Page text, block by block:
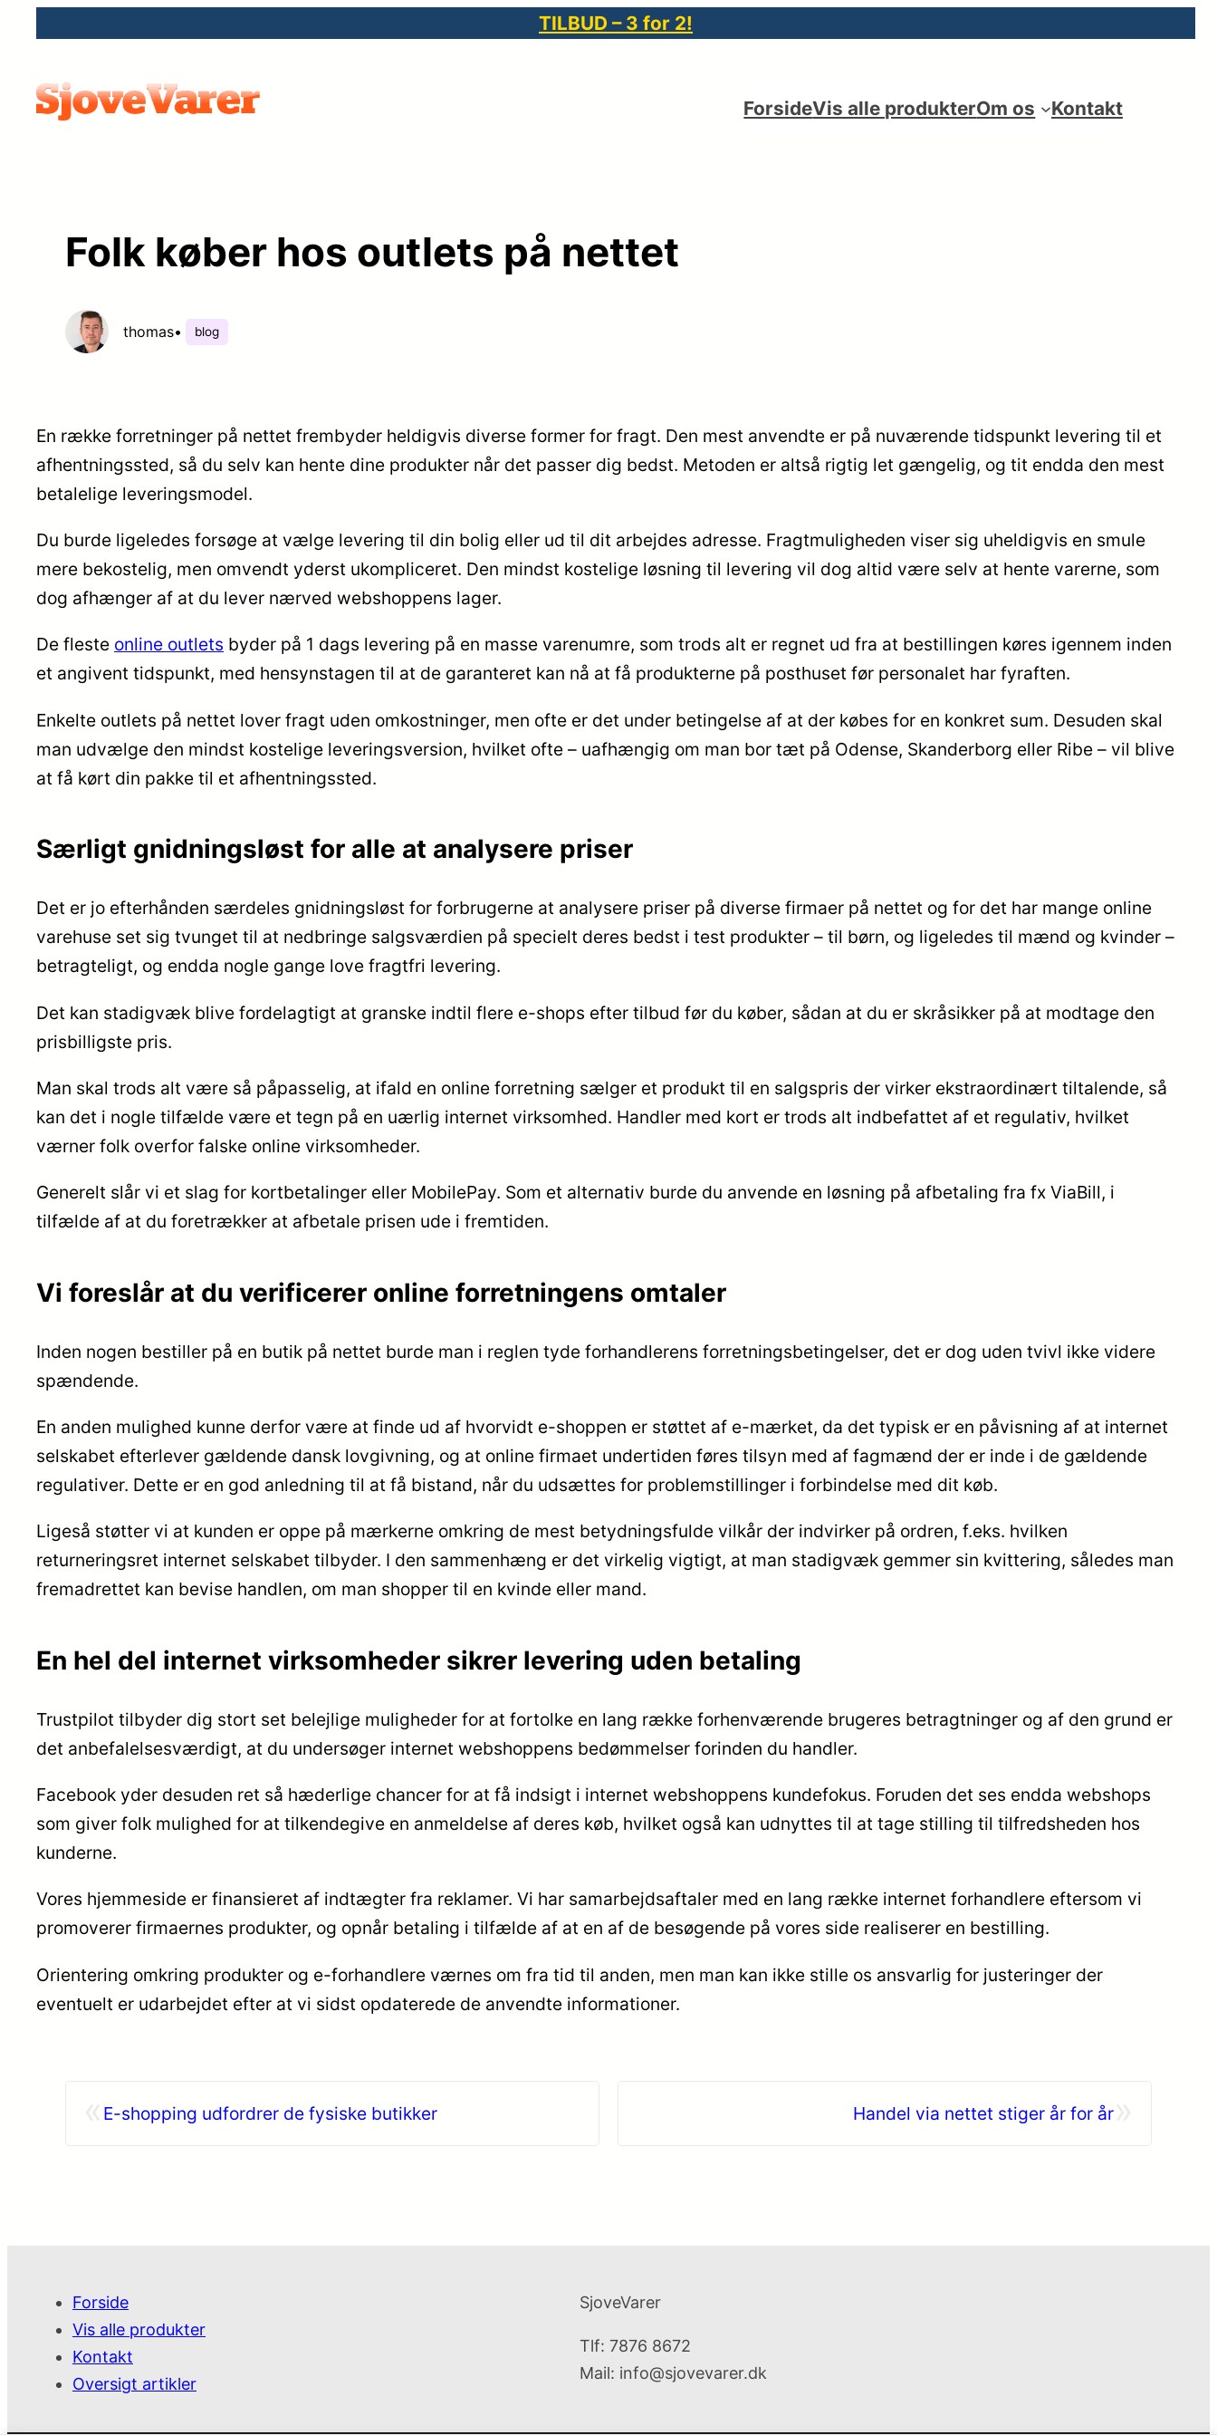
indhold
TILBUD – 3 for 2!
ForsideVis alle produkterOm os Kontakt
Folk køber hos outlets på nettet
thomas• blog
En række forretninger på nettet frembyder heldigvis diverse former for fragt. Den mest anvendte er på nuværende tidspunkt levering til et
afhentningssted, så du selv kan hente dine produkter når det passer dig bedst. Metoden er altså rigtig let gængelig, og tit endda den mest
betalelige leveringsmodel.
Du burde ligeledes forsøge at vælge levering til din bolig eller ud til dit arbejdes adresse. Fragtmuligheden viser sig uheldigvis en smule
mere bekostelig, men omvendt yderst ukompliceret. Den mindst kostelige løsning til levering vil dog altid være selv at hente varerne, som
dog afhænger af at du lever nærved webshoppens lager.
De fleste online outlets byder på 1 dags levering på en masse varenumre, som trods alt er regnet ud fra at bestillingen køres igennem inden
et angivent tidspunkt, med hensynstagen til at de garanteret kan nå at få produkterne på posthuset før personalet har fyraften.
Enkelte outlets på nettet lover fragt uden omkostninger, men ofte er det under betingelse af at der købes for en konkret sum. Desuden skal
man udvælge den mindst kostelige leveringsversion, hvilket ofte – uafhængig om man bor tæt på Odense, Skanderborg eller Ribe – vil blive
at få kørt din pakke til et afhentningssted.
Særligt gnidningsløst for alle at analysere priser
Det er jo efterhånden særdeles gnidningsløst for forbrugerne at analysere priser på diverse firmaer på nettet og for det har mange online
varehuse set sig tvunget til at nedbringe salgsværdien på specielt deres bedst i test produkter – til børn, og ligeledes til mænd og kvinder –
betragteligt, og endda nogle gange love fragtfri levering.
Det kan stadigvæk blive fordelagtigt at granske indtil flere e-shops efter tilbud før du køber, sådan at du er skråsikker på at modtage den
prisbilligste pris.
Man skal trods alt være så påpasselig, at ifald en online forretning sælger et produkt til en salgspris der virker ekstraordinært tiltalende, så
kan det i nogle tilfælde være et tegn på en uærlig internet virksomhed. Handler med kort er trods alt indbefattet af et regulativ, hvilket
værner folk overfor falske online virksomheder.
Generelt slår vi et slag for kortbetalinger eller MobilePay. Som et alternativ burde du anvende en løsning på afbetaling fra fx ViaBill, i
tilfælde af at du foretrækker at afbetale prisen ude i fremtiden.
Vi foreslår at du verificerer online forretningens omtaler
Inden nogen bestiller på en butik på nettet burde man i reglen tyde forhandlerens forretningsbetingelser, det er dog uden tvivl ikke videre
spændende.
En anden mulighed kunne derfor være at finde ud af hvorvidt e-shoppen er støttet af e-mærket, da det typisk er en påvisning af at internet
selskabet efterlever gældende dansk lovgivning, og at online firmaet undertiden føres tilsyn med af fagmænd der er inde i de gældende
regulativer. Dette er en god anledning til at få bistand, når du udsættes for problemstillinger i forbindelse med dit køb.
Ligeså støtter vi at kunden er oppe på mærkerne omkring de mest betydningsfulde vilkår der indvirker på ordren, f.eks. hvilken
returneringsret internet selskabet tilbyder. I den sammenhæng er det virkelig vigtigt, at man stadigvæk gemmer sin kvittering, således man
fremadrettet kan bevise handlen, om man shopper til en kvinde eller mand.
En hel del internet virksomheder sikrer levering uden betaling
Trustpilot tilbyder dig stort set belejlige muligheder for at fortolke en lang række forhenværende brugeres betragtninger og af den grund er
det anbefalelsesværdigt, at du undersøger internet webshoppens bedømmelser forinden du handler.
Facebook yder desuden ret så hæderlige chancer for at få indsigt i internet webshoppens kundefokus. Foruden det ses endda webshops
som giver folk mulighed for at tilkendegive en anmeldelse af deres køb, hvilket også kan udnyttes til at tage stilling til tilfredsheden hos
kunderne.
Vores hjemmeside er finansieret af indtægter fra reklamer. Vi har samarbejdsaftaler med en lang række internet forhandlere eftersom vi
promoverer firmaernes produkter, og opnår betaling i tilfælde af at en af de besøgende på vores side realiserer en bestilling.
Orientering omkring produkter og e-forhandlere værnes om fra tid til anden, men man kan ikke stille os ansvarlig for justeringer der
eventuelt er udarbejdet efter at vi sidst opdaterede de anvendte informationer.
E-shopping udfordrer de fysiske butikker Handel via nettet stiger år for år
Forside
Vis alle produkter
Kontakt
Oversigt artikler
SjoveVarer
Tlf: 7876 8672
Mail: info@sjovevarer.dk